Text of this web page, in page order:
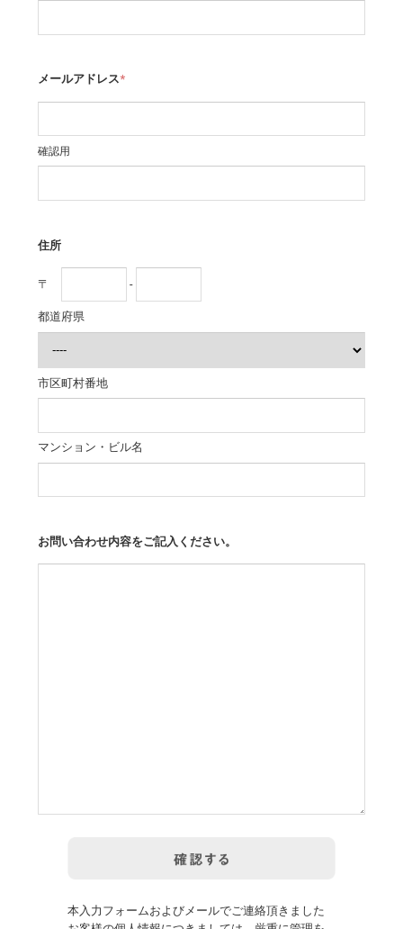
メールアドレス*
確認用
住所
〒 -
都道府県
市区町村番地
マンション・ビル名
お問い合わせ内容をご記入ください。
本入力フォームおよびメールでご連絡頂きました